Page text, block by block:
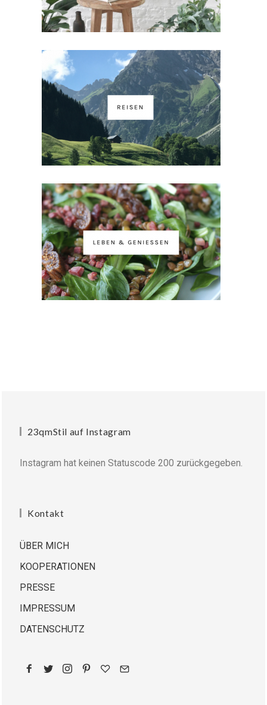
23qmStil auf Instagram
Instagram hat keinen Statuscode 200 zurückgegeben.
Kontakt
ÜBER MICH
KOOPERATIONEN
PRESSE
IMPRESSUM
DATENSCHUTZ